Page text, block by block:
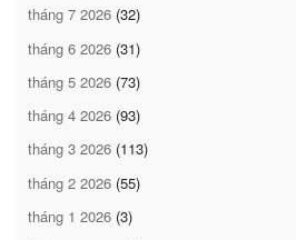
tháng 7 2026 (32)
tháng 6 2026 (31)
tháng 5 2026 (73)
tháng 4 2026 (93)
tháng 3 2026 (113)
tháng 2 2026 (55)
tháng 1 2026 (3)